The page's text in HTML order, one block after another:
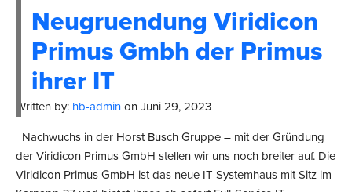
Personal
Neugruendung Viridicon
Primus Gmbh der Primus
ihrer IT
Written by: hb-admin on Juni 29, 2023
Nachwuchs in der Horst Busch Gruppe – mit der Gründung
der Viridicon Primus GmbH stellen wir uns noch breiter auf. Die
Viridicon Primus GmbH ist das neue IT-Systemhaus mit Sitz im